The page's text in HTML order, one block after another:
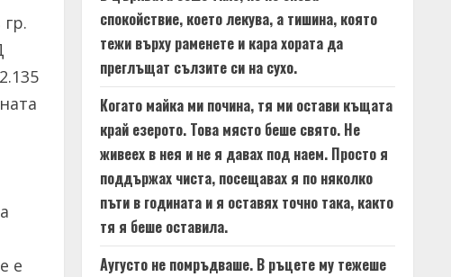
е
спокойствие, което лекува, а тишина, която
тежи върху раменете и кара хората да
преглъщат сълзите си на сухо.
Когато майка ми почина, тя ми остави къщата
край езерото. Това място беше свято. Не
живеех в нея и не я давах под наем. Просто я
поддържах чиста, посещавах я по няколко
пъти в годината и я оставях точно така, както
тя я беше оставила.
Аугусто не помръдваше. В ръцете му тежеше